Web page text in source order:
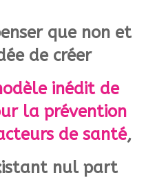
que non et
de créer
inédit de
la prévention
de santé,
nul part